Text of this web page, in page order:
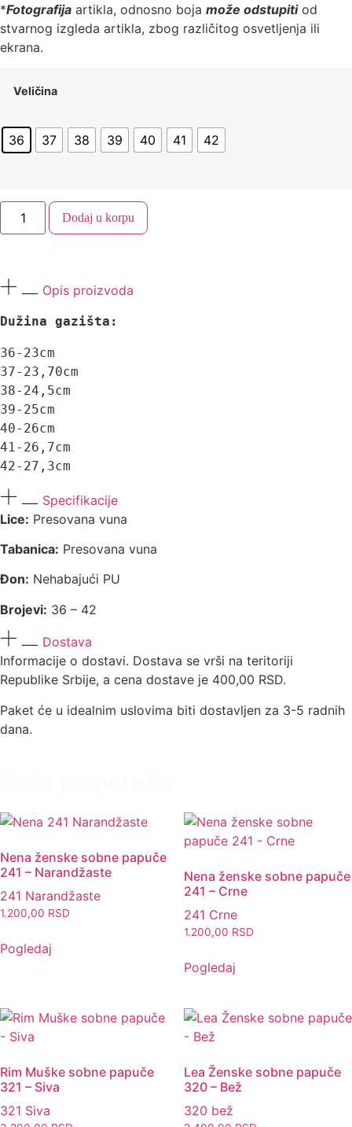
*Fotografija artikla, odnosno boja može odstupitiod
stvarnog izgleda artikla, zbog različitog osvetljenja ili
ekrana.
Veličina
36 37 38 39 40 41 42
Dodaj u korpu
Opis proizvoda
Dužina gazišta:
36-23cm
37-23,70cm
38-24,5cm
39-25cm
40-26cm
41-26,7cm
42-27,3cm
Specifikacije
Lice: Presovana vuna
Tabanica: Presovana vuna
Đon: Nehabajući PU
Brojevi: 36 – 42
Dostava
Informacije o dostavi. Dostava se vrši na teritoriji
Republike Srbije, a cena dostave je 400,00 RSD.
Paket će u idealnim uslovima biti dostavljen za 3-5 radnih
dana.
Nena ženske sobne papuče
241 – Narandžaste
241 Narandžaste
1.200,00 RSD
Pogledaj
Nena ženske sobne papuče
241 – Crne
241 Crne
1.200,00 RSD
Pogledaj
Rim Muške sobne papuče
321 – Siva
321 Siva
Lea Ženske sobne papuče
320 – Bež
320 bež